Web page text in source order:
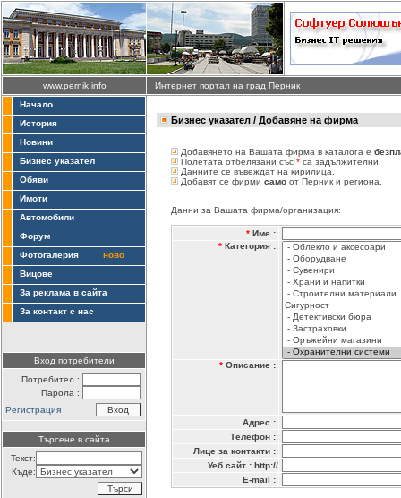
www.pernik.info
Интернет портал на град Перник
Начало
История
Новини
Бизнес указател
Обяви
Имоти
Автомобили
Форум
Фотогалерия
ново
Вицове
За реклама в сайта
За контакт с нас
Вход потребители
Потребител :
Парола :
Регистрация
Търсене в сайта
Текст:
Къде:
Бизнес указател / Добавяне на фирма
Добавянето на Вашата фирма в каталога е
Полетата отбелязани със * са задължителни.
Данните се въвеждат на кирилица.
Добавят се фирми само от Перник и региона.
Данни за Вашата фирма/организация:
* Име :
* Категория :
* Описание :
Адрес :
Телефон :
Лице за контакти :
Уеб сайт : http://
E-mail :